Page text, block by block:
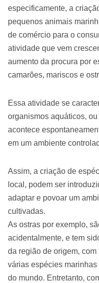
especificamente, a
pequenos animais
de comércio para o
atividade que vem
aumento da procura por
camarões, mariscos e
Essa atividade se
organismos aquáticos,
acontece
em um ambiente
Assim, a criação de
local, podem ser
adaptar e povoar um
cultivadas.
As ostras por exemplo,
acidentalmente, e tem
da região de origem,
várias espécies
do mundo. Entretanto,